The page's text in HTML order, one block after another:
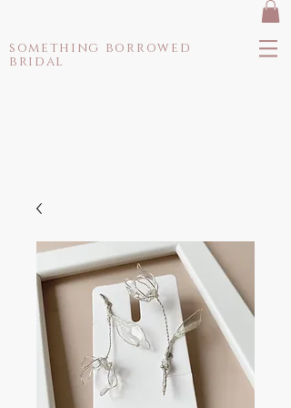
something borrowed
bridal